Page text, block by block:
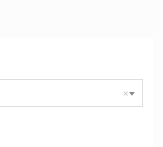
×